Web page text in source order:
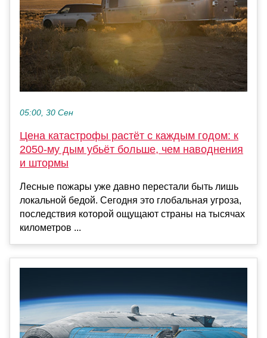
05:00, 30 Сен
Цена катастрофы растёт с каждым годом: к
2050-му дым убьёт больше, чем наводнения
и штормы
Лесные пожары уже давно перестали быть лишь
локальной бедой. Сегодня это глобальная угроза,
последствия которой ощущают страны на тысячах
километров ...